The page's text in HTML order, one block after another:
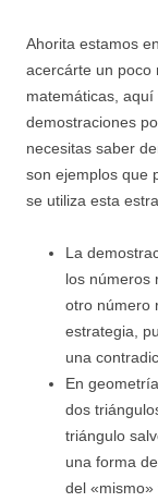
Ahorita estamos
acercárte un poco
matemáticas,
demostraciones
necesitas saber
son ejemplos que
se utiliza esta
La
los números
otro número
estrategia,
una
En
dos
triángulo
una forma
del